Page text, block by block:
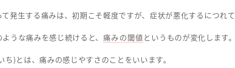
て発生する痛みは、初期こそ軽度ですが、症状が悪化するにつれて
ような痛みを感じ続けると、痛みの閾値というものが変化します。
ち)とは、痛みの感じやすさのことをいいます。